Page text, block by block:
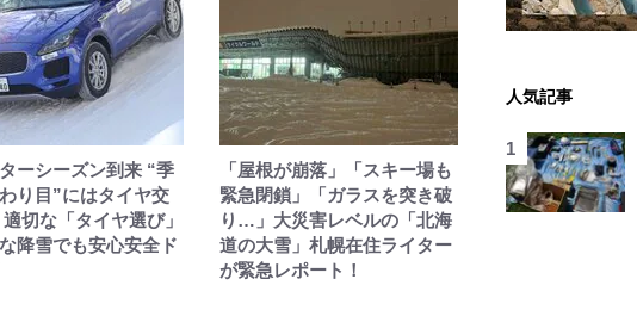
ーシーズン到来 “季
り目”にはタイヤ交
切な「タイヤ選び」
降雪でも安心安全ド
「屋根が崩落」「スキー場も
緊急閉鎖」「ガラスを突き破
り…」大災害レベルの「北海
道の大雪」札幌在住ライター
が緊急レポート！
人気記事